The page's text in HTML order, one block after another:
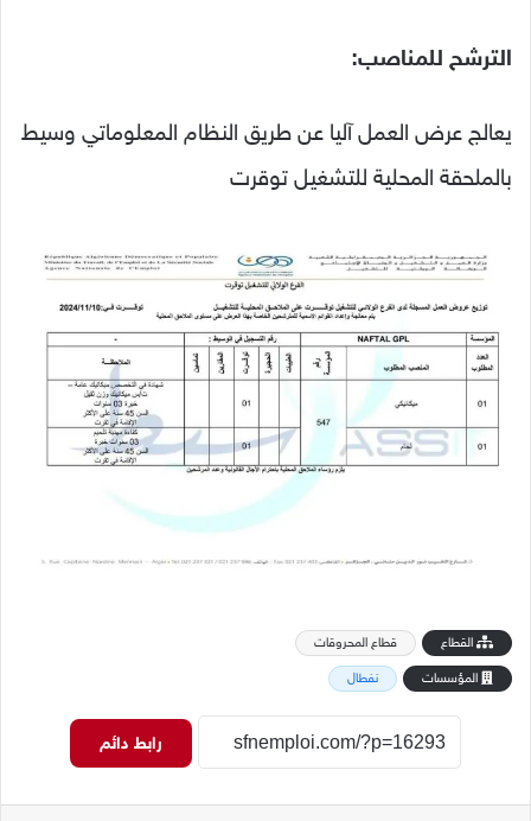
الترشح للمناصب:
يعالج عرض العمل آليا عن طريق النظام المعلوماتي وسيط
بالملحقة المحلية للتشغيل توقرت
القطاع
قطاع المحروقات
المؤسسات
نفطال
رابط دائم